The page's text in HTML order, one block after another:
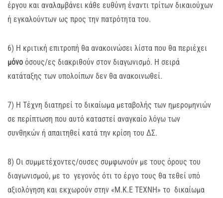
έργου και αναλαμβάνει κάθε ευθύνη έναντι τρίτων δικαιούχων
ή εγκαλούντων ως προς την πατρότητα του.
6) Η κριτική επιτροπή θα ανακοινώσει λίστα που θα περιέχει
μόνο όσους/ες διακριθούν στον διαγωνισμό. Η σειρά
κατάταξης των υπολοίπων δεν θα ανακοινωθεί.
7) Η Τέχνη διατηρεί το δικαίωμα μεταβολής των ημερομηνιών
σε περίπτωση που αυτό καταστεί αναγκαίο λόγω των
συνθηκών ή απαιτηθεί κατά την κρίση του ΔΣ.
8) Οι συμμετέχοντες/ουσες συμφωνούν με τους όρους του
διαγωνισμού, με το γεγονός ότι το έργο τους θα τεθεί υπό
αξιολόγηση και εκχωρούν στην «Μ.Κ.Ε ΤΕΧΝΗ» το δικαίωμα